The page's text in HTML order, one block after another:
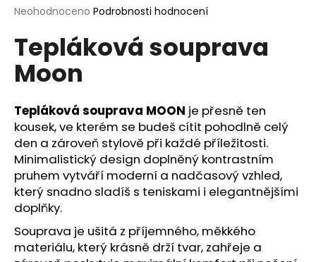
Průměrné
produktu
0,0
hvězdiček.
Neohodnoceno Podrobnosti hodnocení
Tepláková souprava
Moon
Tepláková souprava MOON je přesně ten
kousek, ve kterém se budeš cítit pohodlně celý
den a zároveň stylově při každé příležitosti.
Minimalistický design doplněný kontrastním
pruhem vytváří moderní a nadčasový vzhled,
který snadno sladíš s teniskami i elegantnějšími
doplňky.
Souprava je ušitá z příjemného, měkkého
materiálu, který krásně drží tvar, zahřeje a
a
j
í
t
HLEDAT
D
o
p